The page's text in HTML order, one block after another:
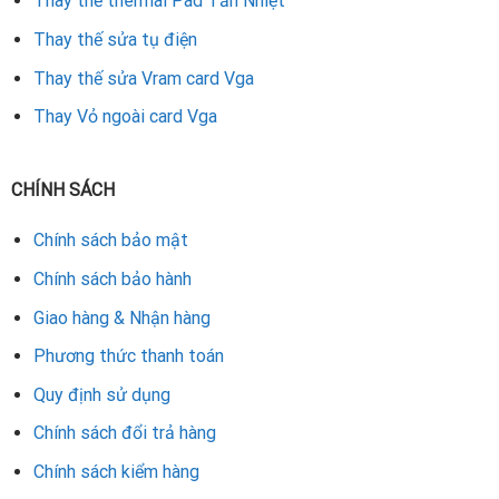
mang đến dịch vụ uy tín – nhanh chóng – giá hợp lý.
chúng tôi để được hỗ trợ. Chúng tôi đảm bảo giúp card RX
580 của bạn hoạt động bền bỉ, ổn định và mượt mà hơn.
Thay thế sửa tụ điện
Thay thế sửa Vram card Vga
Thay Vỏ ngoài card Vga
CHÍNH SÁCH
Chính sách bảo mật
Chính sách bảo hành
Giao hàng & Nhận hàng
Phương thức thanh toán
Quy định sử dụng
Chính sách đổi trả hàng
Chính sách kiểm hàng